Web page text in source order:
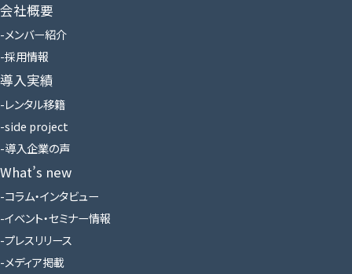
会社概要
メンバー紹介
採用情報
導入実績
レンタル移籍
side project
導入企業の声
What’s new
コラム・インタビュー
イベント・セミナー情報
プレスリリース
メディア掲載